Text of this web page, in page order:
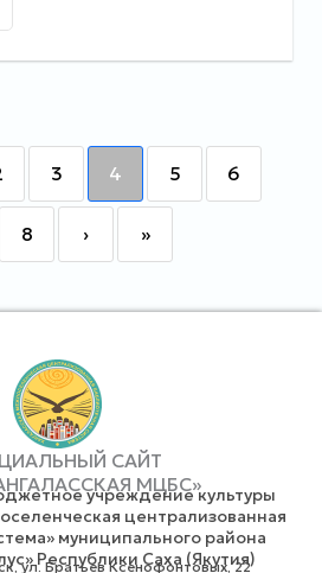
3 4 5 6
8 › »
САЙТ
МЦБС»
учреждение культуры
централизованная
муниципального района
Республики Саха (Якутия)
ул. Братьев Ксенофонтовых, 22